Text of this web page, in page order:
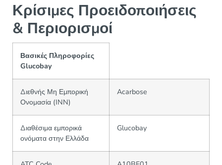
Κρίσιμες Προειδοποιήσεις
& Περιορισμοί
Βασικές Πληροφορίες
Glucobay
Διεθνής Μη Εμπορική
Ονομασία (INN)
Acarbose
Διαθέσιμα εμπορικά
ονόματα στην Ελλάδα
Glucobay